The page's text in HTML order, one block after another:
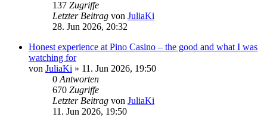
137 Zugriffe
Letzter Beitrag von JuliaKi
28. Jun 2026, 20:32
Honest experience at Pino Casino – the good and what I was
watching for
von JuliaKi » 11. Jun 2026, 19:50
0Antworten
670 Zugriffe
Letzter Beitrag von JuliaKi
11. Jun 2026, 19:50